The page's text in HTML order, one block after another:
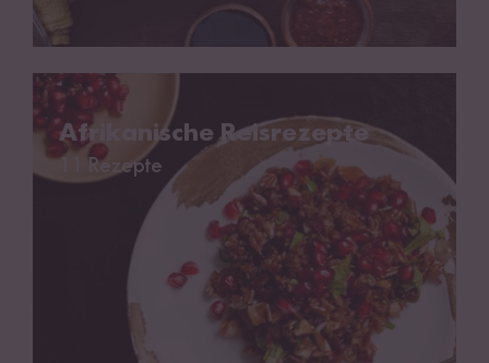
Afrikanische Reisrezepte
11 Rezepte
Afrikanische Reisrezepte